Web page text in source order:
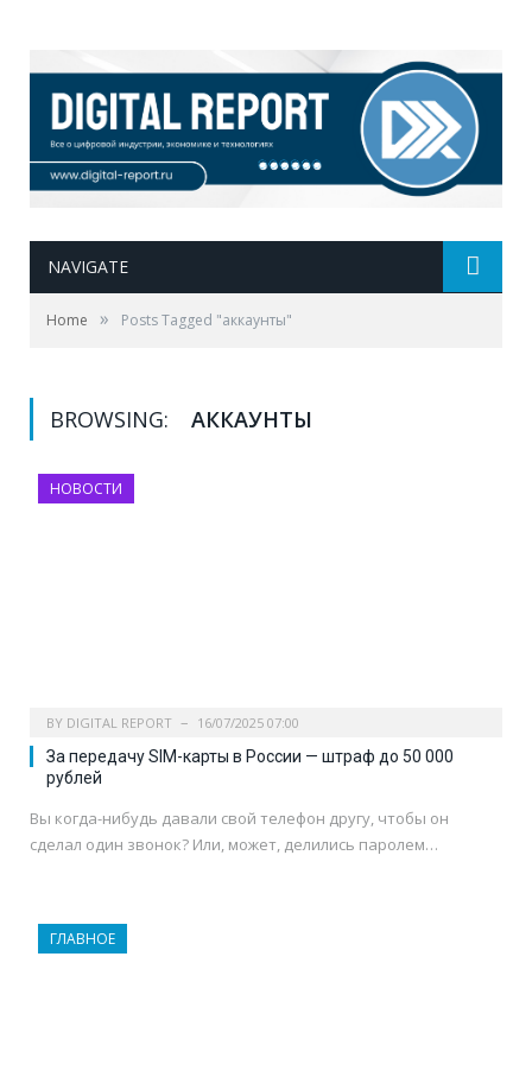
NAVIGATE
Home » Posts Tagged "аккаунты"
BROWSING: АККАУНТЫ
НОВОСТИ
BY DIGITAL REPORT 16/07/2025 07:00
За передачу SIM-карты в России — штраф до 50 000
рублей
Вы когда-нибудь давали свой телефон другу, чтобы он
сделал один звонок? Или, может, делились паролем…
ГЛАВНОЕ